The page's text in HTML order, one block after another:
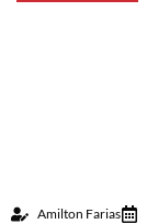
Amilton Farias